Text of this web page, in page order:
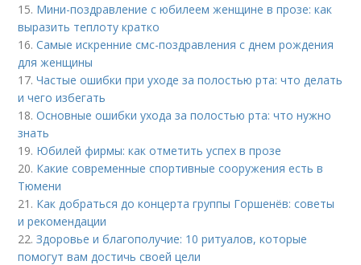
15. Мини-поздравление с юбилеем женщине в прозе: как
выразить теплоту кратко
16.Самые искренние смс-поздравления с днем рождения
для женщины
17.Частые ошибки при уходе за полостью рта: что делать
и чего избегать
18.Основные ошибки ухода за полостью рта: что нужно
знать
19. Юбилей фирмы: как отметить успех в прозе
20. Какие современные спортивные сооружения есть в
Тюмени
21. Как добраться до концерта группы Горшенёв: советы
и рекомендации
22.Здоровье и благополучие: 10 ритуалов, которые
помогут вам достичь своей цели